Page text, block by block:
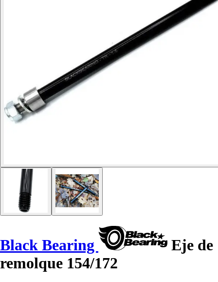
Black Bearing
Eje de
remolque 154/172